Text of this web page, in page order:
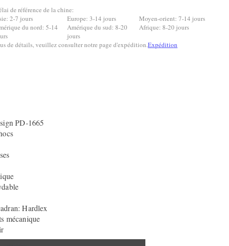
de référence de la chine:
2-7 jours
Europe: 3-14 jours
Moyen-orient: 7-14 jours
du nord: 5-14
Amérique du sud: 8-20
jours
Afrique: 8-20 jours
de détails, veuillez consulter notre page d'expédition.Expédition
PD-1665
Hardlex
mécanique